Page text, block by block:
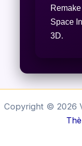
Space
3D.
Copyright © 2026